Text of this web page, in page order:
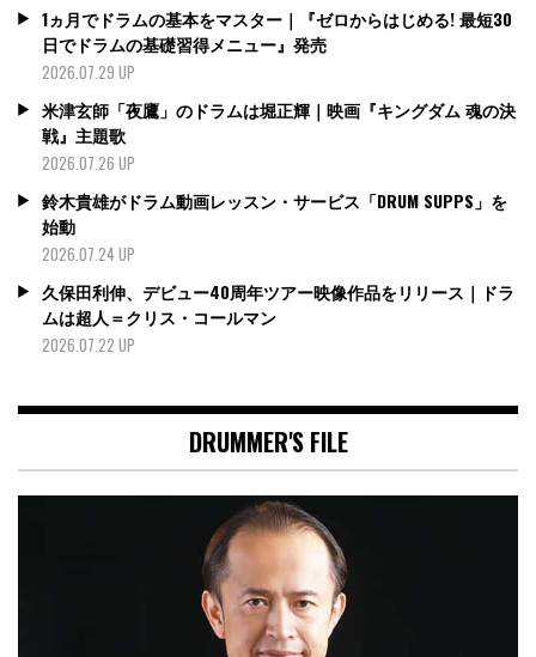
1ヵ月でドラムの基本をマスター｜『ゼロからはじめる! 最短30
日でドラムの基礎習得メニュー』発売
2026.07.29 UP
米津玄師「夜鷹」のドラムは堀正輝｜映画『キングダム 魂の決
戦』主題歌
2026.07.26 UP
鈴木貴雄がドラム動画レッスン・サービス「DRUM SUPPS」を
始動
2026.07.24 UP
久保田利伸、デビュー40周年ツアー映像作品をリリース｜ドラ
ムは超人＝クリス・コールマン
2026.07.22 UP
DRUMMER'S FILE